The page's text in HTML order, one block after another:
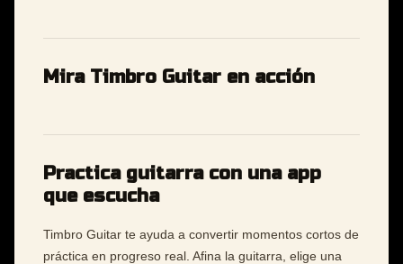
Mira Timbro Guitar en acción
Practica guitarra con una app
que escucha
Timbro Guitar te ayuda a convertir momentos cortos de
práctica en progreso real. Afina la guitarra, elige una